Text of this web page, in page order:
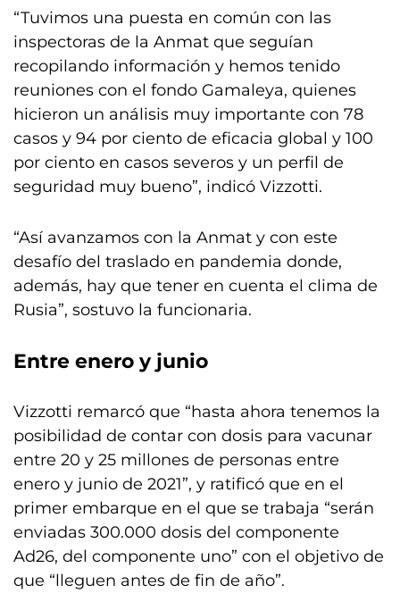
“Tuvimos una puesta en común con las
inspectoras de la Anmat que seguían
recopilando información y hemos tenido
reuniones con el fondo Gamaleya, quienes
hicieron un análisis muy importante con 78
casos y 94 por ciento de eficacia global y 100
por ciento en casos severos y un perfil de
seguridad muy bueno”, indicó Vizzotti.
“Así avanzamos con la Anmat y con este
desafío del traslado en pandemia donde,
además, hay que tener en cuenta el clima de
Rusia”, sostuvo la funcionaria.
Entre enero y junio
Vizzotti remarcó que “hasta ahora tenemos la
posibilidad de contar con dosis para vacunar
entre 20 y 25 millones de personas entre
enero y junio de 2021”, y ratificó que en el
primer embarque en el que se trabaja “serán
enviadas 300.000 dosis del componente
Ad26, del componente uno” con el objetivo de
que “lleguen antes de fin de año”.